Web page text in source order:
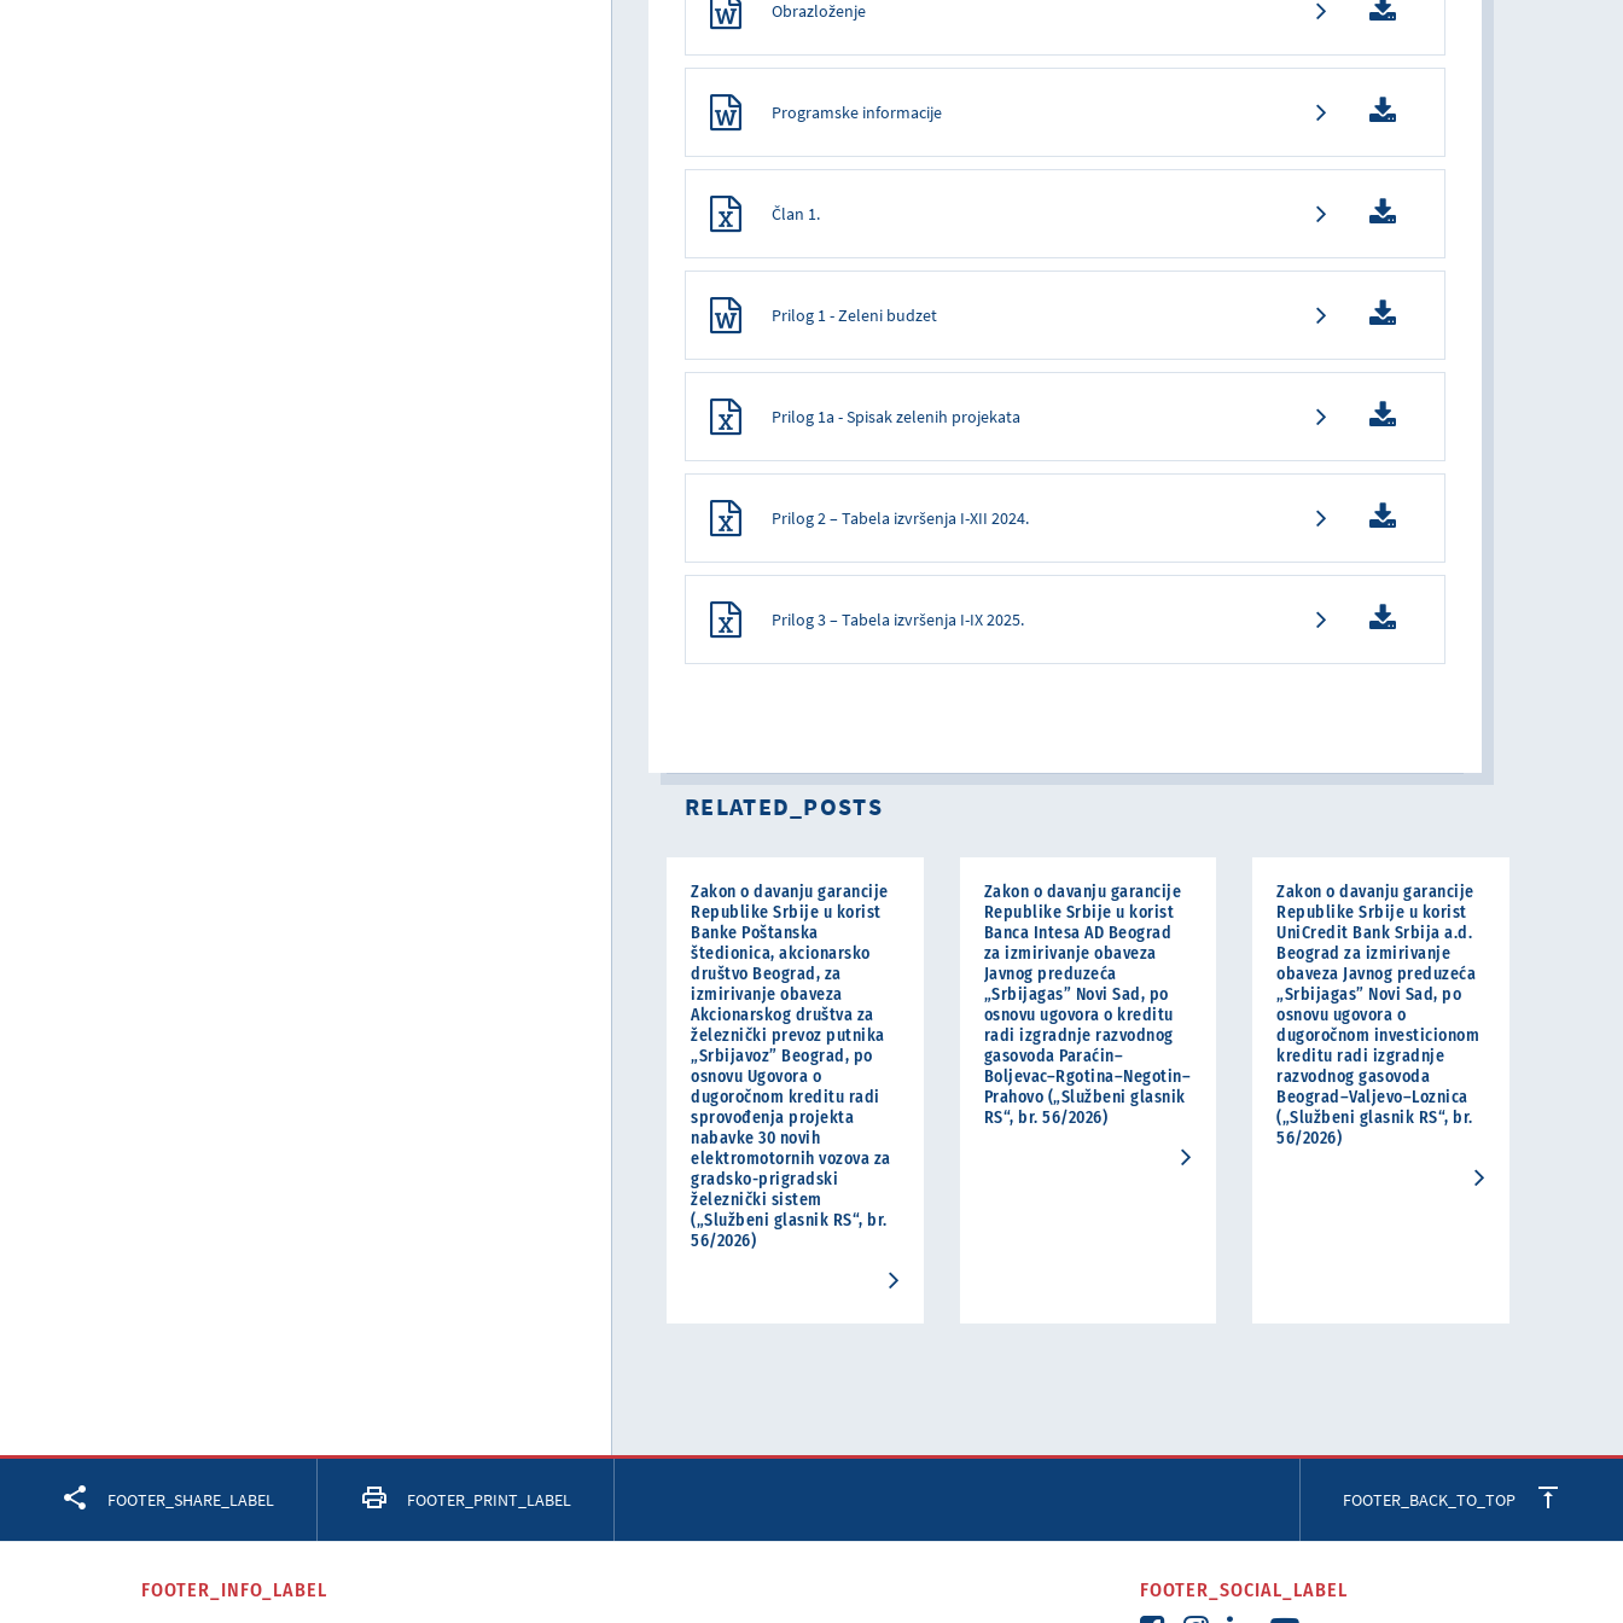
Obrazloženje
Programske informacije
Član 1.
Prilog 1 - Zeleni budzet
Prilog 1a - Spisak zelenih projekata
Prilog 2 – Tabela izvršenja I-XII 2024.
Prilog 3 – Tabela izvršenja I-IX 2025.
RELATED_POSTS
Zakon o davanju garancije
Republike Srbije u korist
Banke Poštanska
štedionica, akcionarsko
društvo Beograd, za
izmirivanje obaveza
Akcionarskog društva za
železnički prevoz putnika
„Srbijavoz” Beograd, po
osnovu Ugovora o
dugoročnom kreditu radi
sprovođenja projekta
nabavke 30 novih
elektromotornih vozova za
gradsko-prigradski
železnički sistem
(„Službeni glasnik RS“, br.
56/2026)
Zakon o davanju garancije
Republike Srbije u korist
Banca Intesa AD Beograd
za izmirivanje obaveza
Javnog preduzeća
„Srbijagas” Novi Sad, po
osnovu ugovora o kreditu
radi izgradnje razvodnog
gasovoda Paraćin–
Boljevac–Rgotina–Negotin–
Prahovo („Službeni glasnik
RS“, br. 56/2026)
Zakon o davanju garancije
Republike Srbije u korist
UniCredit Bank Srbija a.d.
Beograd za izmirivanje
obaveza Javnog preduzeća
„Srbijagas” Novi Sad, po
osnovu ugovora o
dugoročnom investicionom
kreditu radi izgradnje
razvodnog gasovoda
Beograd–Valjevo–Loznica
(„Službeni glasnik RS“, br.
56/2026)
FOOTER_SHARE_LABEL
Facebook Twitter LinkedIn
FOOTER_PRINT_LABEL FOOTER_BACK_TO_TOP
FOOTER_INFO_LABEL FOOTER_SOCIAL_LABEL